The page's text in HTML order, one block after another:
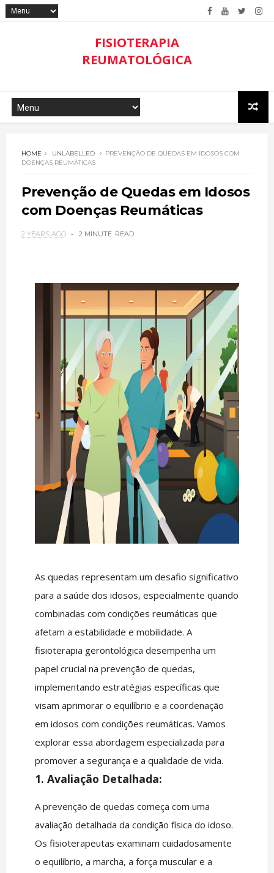
FISIOTERAPIA
REUMATOLÓGICA
HOME UNLABELLED
PREVENÇÃO DE QUEDAS EM IDOSOS COM
DOENÇAS REUMÁTICAS
Prevenção de Quedas em Idosos
com Doenças Reumáticas
2 YEARS AGO 2 MINUTE READ
As quedas representam um desafio significativo
para a saúde dos idosos, especialmente quando
combinadas com condições reumáticas que
afetam a estabilidade e mobilidade. A
fisioterapia gerontológica desempenha um
papel crucial na prevenção de quedas,
implementando estratégias específicas que
visam aprimorar o equilíbrio e a coordenação
em idosos com condições reumáticas. Vamos
explorar essa abordagem especializada para
promover a segurança e a qualidade de vida.
1. Avaliação Detalhada:
A prevenção de quedas começa com uma
avaliação detalhada da condição física do idoso.
Os fisioterapeutas examinam cuidadosamente
o equilíbrio, a marcha, a força muscular e a